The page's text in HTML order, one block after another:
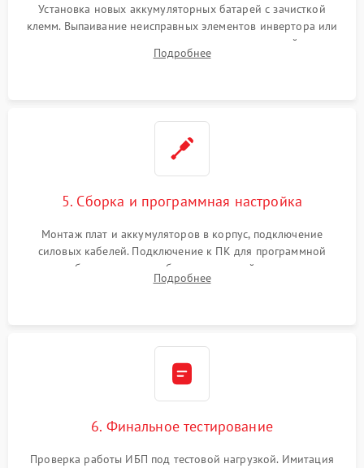
Установка новых аккумуляторных батарей с зачисткой
клемм. Выпаивание неисправных элементов инвертора или
цепи зарядки и монтаж новых радиодеталей.
Восстановление поврежденных токоведущих дорожек и
Подробнее
5. Сборка и программная настройка
Монтаж плат и аккумуляторов в корпус, подключение
силовых кабелей. Подключение к ПК для программной
калибровки констант батареи, настройки порогов
срабатывания AVR и сброса счетчиков старения АКБ.
Подробнее
6. Финальное тестирование
Проверка работы ИБП под тестовой нагрузкой. Имитация